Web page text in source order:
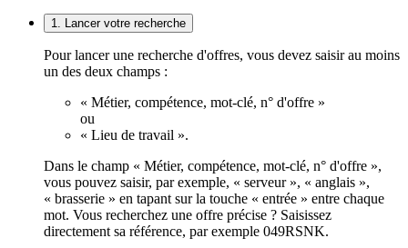
1. Lancer votre recherche
Pour lancer une recherche d'offres, vous devez saisir au moins
un des deux champs :
« Métier, compétence, mot-clé, n° d'offre »
ou
« Lieu de travail ».
Dans le champ « Métier, compétence, mot-clé, n° d'offre »,
vous pouvez saisir, par exemple, « serveur », « anglais »,
« brasserie » en tapant sur la touche « entrée » entre chaque
mot. Vous recherchez une offre précise ? Saisissez
directement sa référence, par exemple 049RSNK.